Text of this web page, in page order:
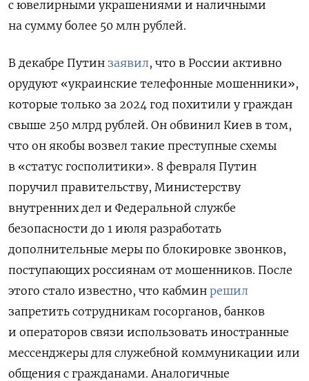
с ювелирными украшениями и наличными
на сумму более 50 млн рублей.
В декабре Путин заявил, что в России активно
орудуют «украинские телефонные мошенники»,
которые только за 2024 год похитили у граждан
свыше 250 млрд рублей. Он обвинил Киев в том,
что он якобы возвел такие преступные схемы
в «статус госполитики». 8 февраля Путин
поручил правительству, Министерству
внутренних дел и Федеральной службе
безопасности до 1 июля разработать
дополнительные меры по блокировке звонков,
поступающих россиянам от мошенников. После
этого стало известно, что кабмин решил
запретить сотрудникам госорганов, банков
и операторов связи использовать иностранные
мессенджеры для служебной коммуникации или
общения с гражданами. Аналогичные